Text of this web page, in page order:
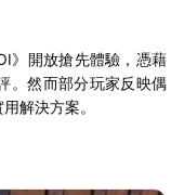
》開放搶先體驗，憑藉
。然而部分玩家反映偶
解決方案。